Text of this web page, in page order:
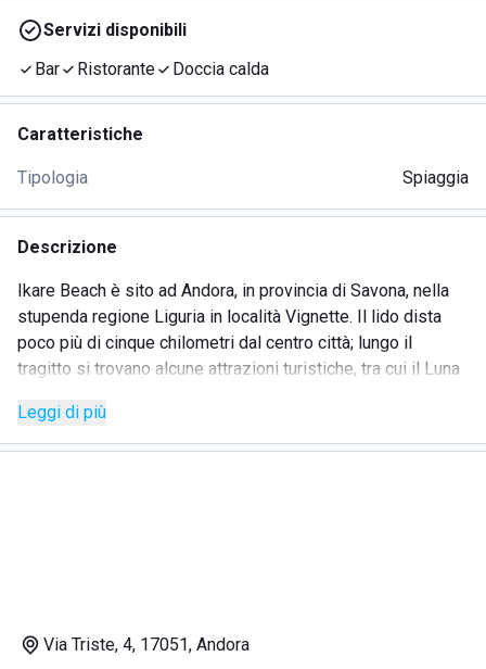
Servizi disponibili
Bar
Ristorante Doccia calda
Caratteristiche
Tipologia Spiaggia
Descrizione
Ikare Beach è sito ad Andora, in provincia di Savona, nella
stupenda regione Liguria in località Vignette. Il lido dista
poco più di cinque chilometri dal centro città; lungo il
tragitto si trovano alcune attrazioni turistiche, tra cui il Luna
supermercati, centri benessere, affitta camere ed hotel. A
pochissimi passi dallo stabilimento c'è una spiaggia per
Il ristorante della struttura è disposto su una pedana
Leggi di più
Via Triste, 4, 17051, Andora